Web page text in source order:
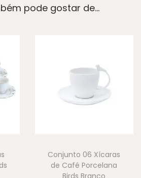
pode gostar de…
Conjunto 06 Xícaras
de Café Porcelana
Birds Branco